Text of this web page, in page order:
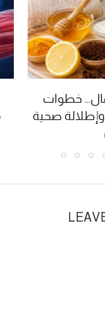
خطوات
صحية